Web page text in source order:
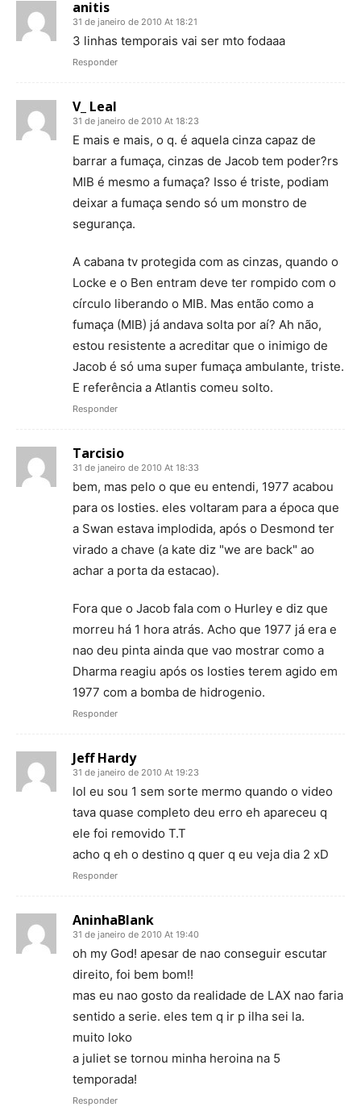
anitis
31 de janeiro de 2010 At 18:21
3 linhas temporais vai ser mto fodaaa
Responder
V_ Leal
31 de janeiro de 2010 At 18:23
E mais e mais, o q. é aquela cinza capaz de
barrar a fumaça, cinzas de Jacob tem poder?rs
MIB é mesmo a fumaça? Isso é triste, podiam
deixar a fumaça sendo só um monstro de
segurança.
A cabana tv protegida com as cinzas, quando o
Locke e o Ben entram deve ter rompido com o
círculo liberando o MIB. Mas então como a
fumaça (MIB) já andava solta por aí? Ah não,
estou resistente a acreditar que o inimigo de
Jacob é só uma super fumaça ambulante, triste.
E referência a Atlantis comeu solto.
Responder
Tarcisio
31 de janeiro de 2010 At 18:33
bem, mas pelo o que eu entendi, 1977 acabou
para os losties. eles voltaram para a época que
a Swan estava implodida, após o Desmond ter
virado a chave (a kate diz "we are back" ao
achar a porta da estacao).
Fora que o Jacob fala com o Hurley e diz que
morreu há 1 hora atrás. Acho que 1977 já era e
nao deu pinta ainda que vao mostrar como a
Dharma reagiu após os losties terem agido em
1977 com a bomba de hidrogenio.
Responder
Jeff Hardy
31 de janeiro de 2010 At 19:23
lol eu sou 1 sem sorte mermo quando o video
tava quase completo deu erro eh apareceu q
ele foi removido T.T
acho q eh o destino q quer q eu veja dia 2 xD
Responder
AninhaBlank
31 de janeiro de 2010 At 19:40
oh my God! apesar de nao conseguir escutar
direito, foi bem bom!!
mas eu nao gosto da realidade de LAX nao faria
sentido a serie. eles tem q ir p ilha sei la.
muito loko
a juliet se tornou minha heroina na 5
temporada!
Responder